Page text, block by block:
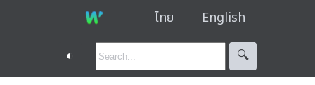
ไทย English
◐ 🔍︎